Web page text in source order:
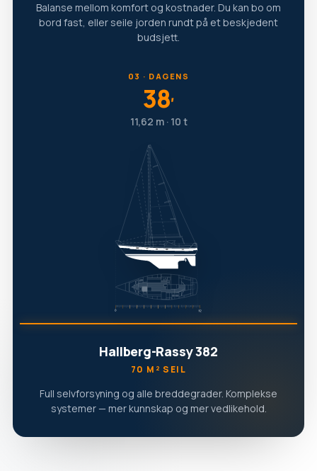
Balanse mellom komfort og kostnader. Du kan bo om
bord fast, eller seile jorden rundt på et beskjedent
budsjett.
03 · DAGENS
38′
11,62 m · 10 t
Hallberg-Rassy 382
70 M² SEIL
Full selvforsyning og alle breddegrader. Komplekse
systemer — mer kunnskap og mer vedlikehold.